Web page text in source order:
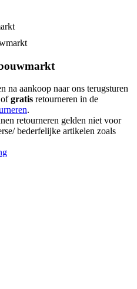
na aankoop naar ons terugsturen
ofgratis retourneren in de
.
retourneren gelden niet voor
bederfelijke artikelen zoals